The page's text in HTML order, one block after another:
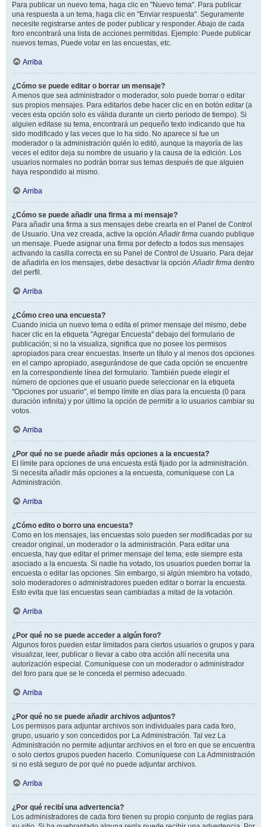
Para publicar un nuevo tema, haga clic en "Nuevo tema". Para publicar
una respuesta a un tema, haga clic en "Enviar respuesta". Seguramente
necesite registrarse antes de poder publicar y responder. Abajo de cada
foro encontrará una lista de acciones permitidas. Ejemplo: Puede publicar
nuevos temas, Puede votar en las encuestas, etc.
Arriba
¿Cómo se puede editar o borrar un mensaje?
A menos que sea administrador o moderador, solo puede borrar o editar
sus propios mensajes. Para editarlos debe hacer clic en en botón editar(a
veces esta opción solo es válida durante un cierto periodo de tiempo). Si
alguien editase su tema, encontrará un pequeño texto indicando que ha
sido modificado y las veces que lo ha sido. No aparece si fue un
moderador o la administración quién lo editó, aunque la mayoría de las
veces el editor deja su nombre de usuario y la causa de la edición. Los
usuarios normales no podrán borrar sus temas después de que alguien
haya respondido al mismo.
Arriba
¿Cómo se puede añadir una firma a mi mensaje?
Para añadir una firma a sus mensajes debe crearla en el Panel de Control
de Usuario. Una vez creada, active la opciónAñadir firma cuando publique
un mensaje. Puede asignar una firma por defecto a todos sus mensajes
activando la casilla correcta en su Panel de Control de Usuario. Para dejar
de añadirla en los mensajes, debe desactivar la opciónAñadir firma dentro
del perfil.
Arriba
¿Cómo creo una encuesta?
Cuando inicia un nuevo tema o edita el primer mensaje del mismo, debe
hacer clic en la etiqueta "Agregar Encuesta" debajo del formulario de
publicación; si no la visualiza, significa que no posee los permisos
apropiados para crear encuestas. Inserte un título y al menos dos opciones
en el campo apropiado, asegurándose de que cada opción se encuentre
en la correspondiente línea del formulario. También puede elegir el
número de opciones que el usuario puede seleccionar en la etiqueta
"Opciones por usuario", el tiempo límite en días para la encuesta (0 para
duración infinita) y por último la opción de permitir a lo usuarios cambiar su
votos.
Arriba
¿Por qué no se puede añadir más opciones a la encuesta?
El límite para opciones de una encuesta está fijado por la administración.
Si necesita añadir más opciones a la encuesta, comuníquese con La
Administración.
Arriba
¿Cómo edito o borro una encuesta?
Como en los mensajes, las encuestas solo pueden ser modificadas por su
creador original, un moderador o la administración. Para editar una
encuesta, hay que editar el primer mensaje del tema; este siempre esta
asociado a la encuesta. Si nadie ha votado, los usuarios pueden borrar la
encuesta o editar las opciones. Sin embargo, si algún miembro ha votado,
solo moderadores o administradores pueden editar o borrar la encuesta.
Esto evita que las encuestas sean cambiadas a mitad de la votación.
Arriba
¿Por qué no se puede acceder a algún foro?
Algunos foros pueden estar limitados para ciertos usuarios o grupos y para
visualizar, leer, publicar o llevar a cabo otra acción allí necesita una
autorización especial. Comuníquese con un moderador o administrador
del foro para que se le conceda el permiso adecuado.
Arriba
¿Por qué no se puede añadir archivos adjuntos?
Los permisos para adjuntar archivos son individuales para cada foro,
grupo, usuario y son concedidos por La Administración. Tal vez La
Administración no permite adjuntar archivos en el foro en que se encuentra
o solo ciertos grupos pueden hacerlo. Comuníquese con La Administración
si no está seguro de por qué no puede adjuntar archivos.
Arriba
¿Por qué recibí una advertencia?
Los administradores de cada foro tienen su propio conjunto de reglas para